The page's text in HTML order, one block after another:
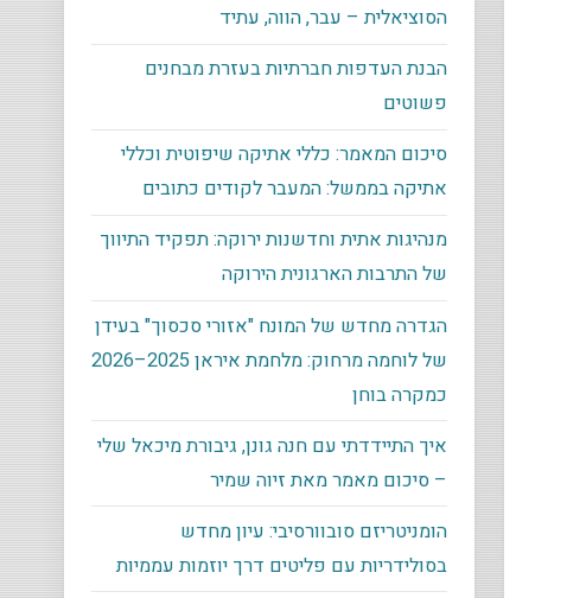
הסוציאלית – עבר, הווה, עתיד
הבנת העדפות חברתיות בעזרת מבחנים
פשוטים
סיכום המאמר: כללי אתיקה שיפוטית וכללי
אתיקה בממשל: המעבר לקודים כתובים
מנהיגות אתית וחדשנות ירוקה: תפקיד התיווך
של התרבות הארגונית הירוקה
הגדרה מחדש של המונח "אזורי סכסוך" בעידן
של לוחמה מרחוק: מלחמת איראן 2025–2026
כמקרה בוחן
איך התיידדתי עם חנה גונן, גיבורת מיכאל שלי
– סיכום מאמר מאת זיוה שמיר
הומניטריזם סובוורסיבי: עיון מחדש
בסולידריות עם פליטים דרך יוזמות עממיות